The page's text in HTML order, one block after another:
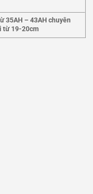
35AH – 43AH chuyên
từ 19-20cm